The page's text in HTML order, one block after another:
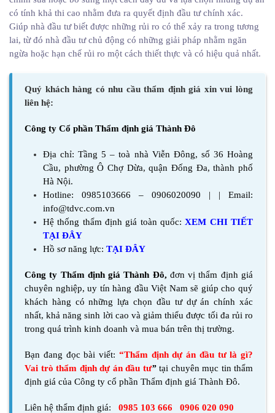
có tính khả thi cao nhằm đưa ra quyết định đầu tư chính xác.
Giúp nhà đầu tư biết được những rủi ro có thể xảy ra trong tương
lai, từ đó nhà đầu tư chủ động có những giải pháp nhằm ngăn
ngừa hoặc hạn chế rủi ro một cách thiết thực và có hiệu quả nhất.
Quý khách hàng có nhu cầu thẩm định giá xin vui lòng
liên hệ:
Công ty Cổ phần Thẩm định giá Thành Đô
Địa chỉ: Tầng 5 – toà nhà Viễn Đông, số 36 Hoàng
Cầu, phường Ô Chợ Dừa, quận Đống Đa, thành phố
Hà Nội.
Hotline: 0985103666 – 0906020090 | | Email:
info@tdvc.com.vn
Hệ thống thẩm định giá toàn quốc:XEM CHI TIẾT
TẠI ĐÂY
Hồ sơ năng lực: TẠI ĐÂY
Công ty Thẩm định giá Thành Đô, đơn vị thẩm định giá
chuyên nghiệp, uy tín hàng đầu Việt Nam sẽ giúp cho quý
khách hàng có những lựa chọn đầu tư dự án chính xác
nhất, khả năng sinh lời cao và giảm thiểu được tối đa rủi ro
trong quá trình kinh doanh và mua bán trên thị trường.
Bạn đang đọc bài viết: “Thẩm định dự án đầu tư là gì?
Vai trò thẩm định dự án đầu tư” tại chuyên mục tin thẩm
định giá của Công ty cổ phần Thẩm định giá Thành Đô.
Liên hệ thẩm định giá: 0985 103 666 0906 020 090